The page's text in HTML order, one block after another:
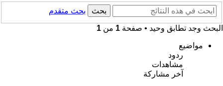
بحث بحث متقدم
البحث وجد تطابق وحيد • صفحة 1 من 1
مواضيع
ردود
مشاهدات
آخر مشاركة